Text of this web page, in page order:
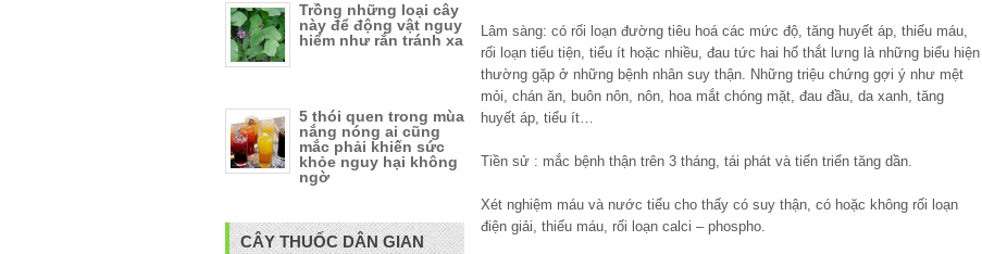
Lâm sàng: có rối loạn đường tiêu hoá các mức độ, tăng huyết áp, thiếu máu,
rối loạn tiểu tiện, tiểu ít hoặc nhiều, đau tức hai hố thắt lưng là những biểu hiện
thường gặp ở những bệnh nhân suy thận. Những triệu chứng gợi ý như mệt
mỏi, chán ăn, buôn nôn, nôn, hoa mắt chóng mặt, đau đầu, da xanh, tăng
huyết áp, tiểu ít…
Tiền sử : mắc bệnh thận trên 3 tháng, tái phát và tiến triển tăng dần.
Xét nghiệm máu và nước tiểu cho thấy có suy thận, có hoặc không rối loạn
điện giải, thiếu máu, rối loạn calci – phospho.
Trồng những loại cây
này để động vật nguy
hiểm như rắn tránh xa
5 thói quen trong mùa
nắng nóng ai cũng
mắc phải khiến sức
khỏe nguy hại không
ngờ
CÂY THUỐC DÂN GIAN